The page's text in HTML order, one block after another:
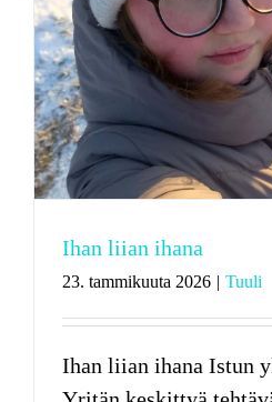
Ihan liian ihana
23. tammikuuta 2026 | Tuuli
Ihan liian ihana Istun